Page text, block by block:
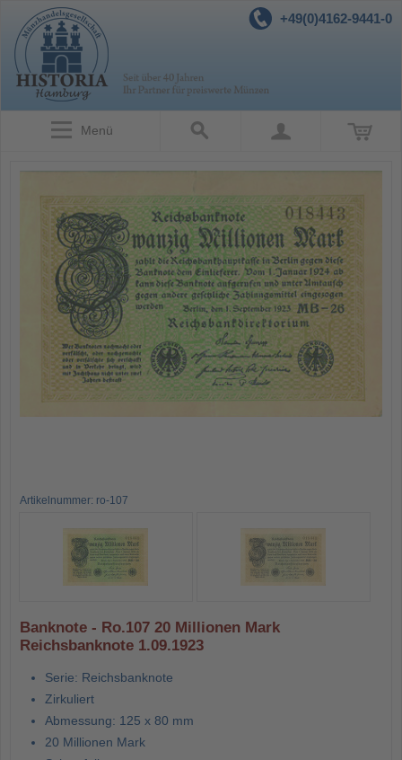
+49(0)4162-9441-0
Menü
Artikelnummer: ro-107
Banknote - Ro.107 20 Millionen Mark
Reichsbanknote 1.09.1923
Serie: Reichsbanknote
Zirkuliert
Abmessung: 125 x 80 mm
20 Millionen Mark